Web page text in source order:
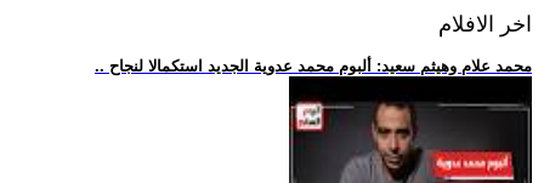
اخر الافلام
.. محمد علام وهيثم سعيد: ألبوم محمد عدوية الجديد استكمالا لنجاح